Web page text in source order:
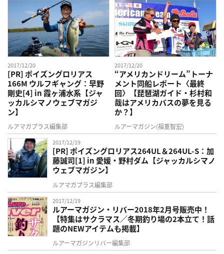
2017/12/20
[PR] ポイズングロリアス
166M ウルフギャング：早野
剛史[4] in 霞ヶ浦水系【ジャ
ッカルシマノウェブマガジ
ン】
ルアマガプラス編集部
2017/12/20
“アメリカンドリーム”トーナ
メント同船レポート〈最終
回〉【琵琶湖ガイド・杉村和
哉はアメリカバスの夢を見る
か？】
ルアーマガジン(福重智宏)
2017/12/19
[PR] ポイズングロリアス264UL＆264UL-S：加
藤誠司[1] in 愛媛・野村ダム【ジャッカルシマノ
ウェブマガジン】
ルアマガプラス編集部
2017/12/19
ルアーマガジン・リバー2018年2月号販売中！
【特集はサクラマス／冬期釣り場の2本立て！話
題のNEWアイテムも掲載】
ルアーマガジンリバー編集部